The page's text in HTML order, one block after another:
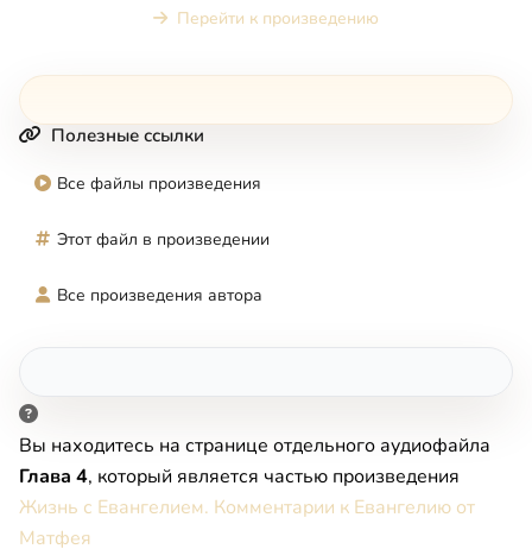
Перейти к произведению
Полезные ссылки
Все файлы произведения
Этот файл в произведении
Все произведения автора
Вы находитесь на странице отдельного аудиофайла
Глава 4, который является частью произведения
Жизнь с Евангелием. Комментарии к Евангелию от
Матфея